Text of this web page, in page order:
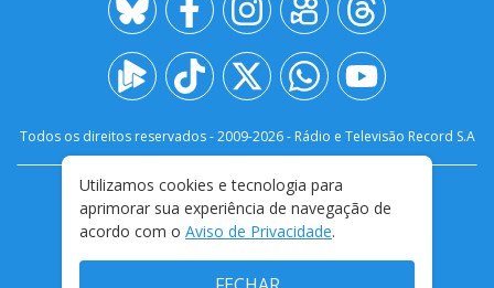
Todos os direitos reservados - 2009-2026- Rádio e Televisão Record S.A
FALE CONOSCO
PRIVACIDADE
TERMOS E CONDIÇÕES DE USO
Utilizamos cookies e tecnologia para
aprimorar sua experiência de navegação de
acordo com o Aviso de Privacidade.